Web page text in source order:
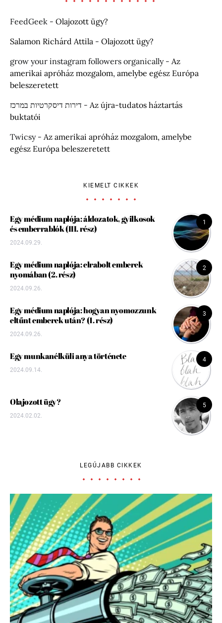
FeedGeek - Olajozott ügy?
Salamon Richárd Attila - Olajozott ügy?
grow your instagram followers organically- Az
amerikai apróház mozgalom, amelybe egész Európa
beleszeretett
דירות דיסקרטיות במרכז - Az újra-tudatos háztartás
buktatói
Twicsy- Az amerikai apróház mozgalom, amelybe
egész Európa beleszeretett
KIEMELT CIKKEK
1
Egy médium naplója: áldozatok, gyilkosok
és emberrablók (III. rész)
2024.09.29.
2
Egy médium naplója: elrabolt emberek
nyomában (2. rész)
2024.09.26.
3
Egy médium naplója: hogyan nyomozzunk
eltűnt emberek után? (1. rész)
2024.09.26.
4
Egy munkanélküli anya története
2024.09.14.
5
Olajozott ügy?
2024.02.02.
LEGÚJABB CIKKEK